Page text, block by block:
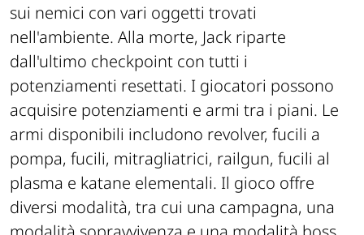
sui nemici con vari oggetti trovati
nell'ambiente. Alla morte, Jack riparte
dall'ultimo checkpoint con tutti i
potenziamenti resettati. I giocatori possono
acquisire potenziamenti e armi tra i piani. Le
armi disponibili includono revolver, fucili a
pompa, fucili, mitragliatrici, railgun, fucili al
plasma e katane elementali. Il gioco offre
diversi modalità, tra cui una campagna, una